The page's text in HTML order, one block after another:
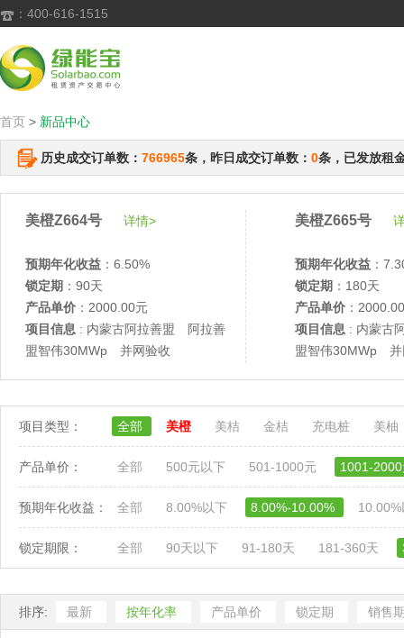
 ：400-616-1515
首页 > 新品中心
历史成交订单数： 766965条，昨日成交订单数： 0条，已发放租
美橙Z664号 详情>
预期年化收益 ：6.50%
锁定期 ：90天
产品单价 ：2000.00元
项目信息 : 内蒙古阿拉善盟 阿拉善
盟智伟30MWp 并网验收
美橙Z665号
预期年化收益 ：
锁定期 ：180天
产品单价 ：
项目信息 : 内蒙古
盟智伟30MWp 并
项目类型： 全部 美橙 美桔 金桔 充电桩 美柚
产品单价： 全部 500元以下 501-1000元 1001-
预期年化收益： 全部 8.00%以下 8.00%-10.00%
锁定期限： 全部 90天以下 91-180天 181-360天
排序: 最新 按年化率 产品单价 锁定期 销售